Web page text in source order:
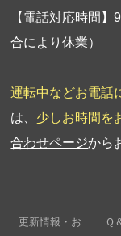
【電話対応時間
合により休業）
運転中などお電話
は、 少しお時間を
合わせページから
更新情報・お
Ｑ